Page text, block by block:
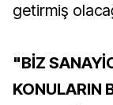
getirmiş
"BİZ
KONULARIN